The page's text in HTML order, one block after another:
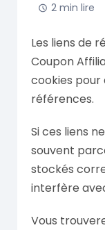
2 min lire
Les liens de
Coupon
cookies pour
références.
Si ces liens
souvent
stockés
interfère
Vous